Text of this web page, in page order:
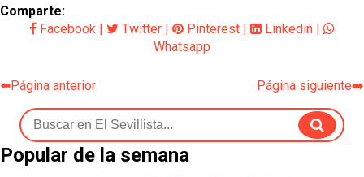
Comparte:
Facebook
Twitter Pinterest Linkedin
Whatsapp
⬅️Página anterior Página siguiente➡️
Popular de la semana